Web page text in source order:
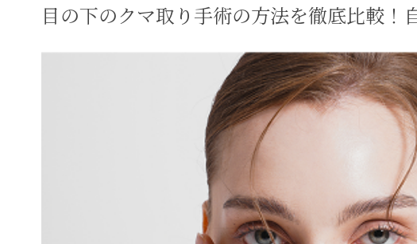
目の下のクマ取り手術の方法を徹底比較！